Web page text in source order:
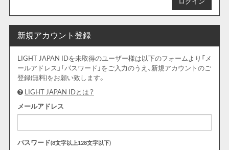
新規アカウント登録
LIGHT JAPAN IDを未取得のユーザー様は以下のフォームより「メ
ールアドレス」「パスワード」をご入力のうえ、新規アカウントのご
登録(無料)をお願い致します。
LIGHT JAPAN IDとは？
メールアドレス
パスワード(8文字以上128文字以下)